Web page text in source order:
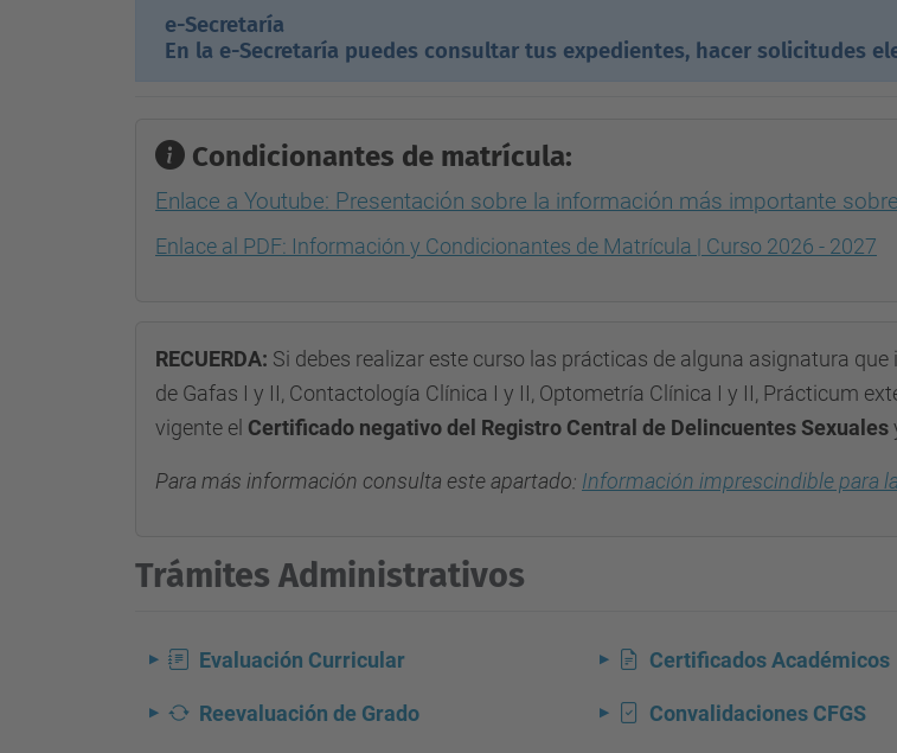
e-Secretaría
En la e-Secretaría puedes consultar tus expedientes, hacer solicitudes
Condicionantes de matrícula:
Enlace a Youtube: Presentación sobre la información más importante
Enlace al PDF: Información y Condicionantes de Matrícula | Curso 2026 - 2027
RECUERDA: Si debes realizar este curso las prácticas de alguna asignatura que
de Gafas I y II, Contactología Clínica I y II, Optometría Clínica I y II, Prácticum
vigente el Certificado negativo del Registro Central de Delincuentes Sexuales
Para más información consulta este apartado: Información imprescindible para
Trámites Administrativos
Evaluación Curricular
Reevaluación de Grado
Certificados Académicos
Convalidaciones CFGS